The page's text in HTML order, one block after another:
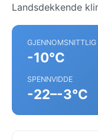
Landsdekkende
-10°C
SPENNVIDDE
-22–-3°C